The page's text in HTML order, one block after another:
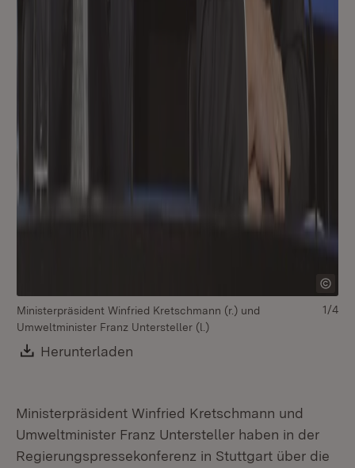
Ministerpräsident Winfried Kretschmann (r.) und
Umweltminister Franz Untersteller (l.)
Download:
Herunterladen
1/4
Ministerpräsident Winfried Kretschmann und
Umweltminister Franz Untersteller haben in der
Regierungspressekonferenz in Stuttgart über die